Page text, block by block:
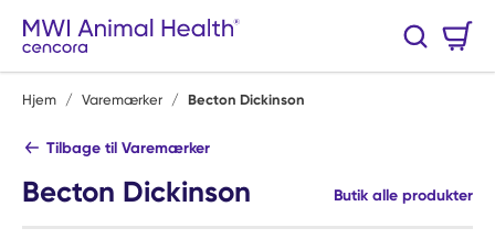
Spring til hovedindhold
Søg
Hjem / Varemærker / Becton Dickinson
Tilbage til Varemærker
Becton Dickinson Butik alle produkter